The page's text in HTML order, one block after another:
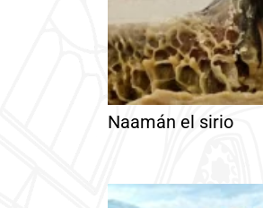
Naamán el sirio